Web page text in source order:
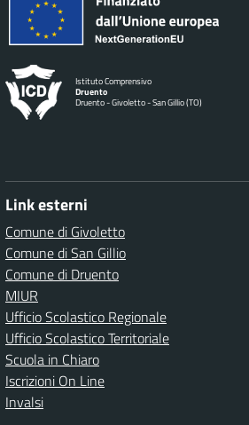
Istituto Comprensivo
Druento
Druento - Givoletto - San Gillio (TO)
Link esterni
Comune di Givoletto
Comune di San Gillio
Comune di Druento
MIUR
Ufficio Scolastico Regionale
Ufficio Scolastico Territoriale
Scuola in Chiaro
Iscrizioni On Line
Invalsi